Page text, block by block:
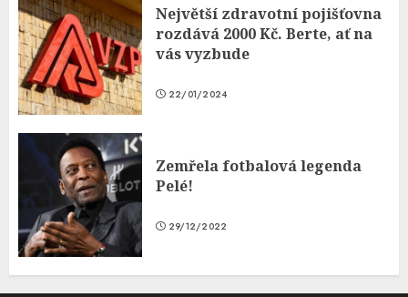
Největší zdravotní pojišťovna
rozdává 2000 Kč. Berte, ať na
vás vyzbude
22/01/2024
Zemřela fotbalová legenda
Pelé!
29/12/2022